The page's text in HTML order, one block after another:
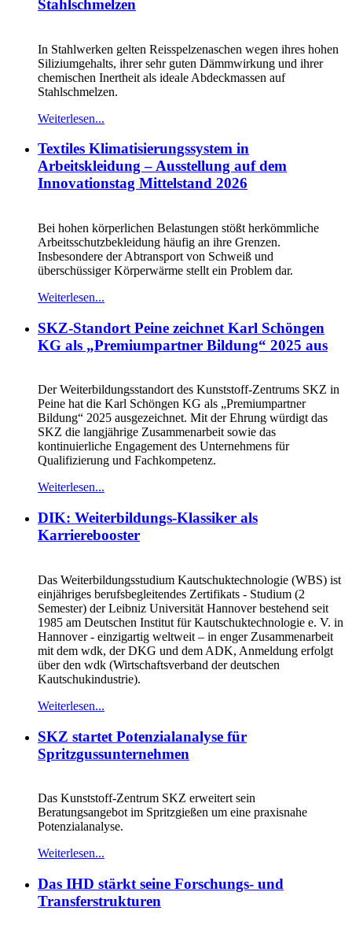
Stahlschmelzen
In Stahlwerken gelten Reisspelzenaschen wegen ihres hohen
Siliziumgehalts, ihrer sehr guten Dämmwirkung und ihrer
chemischen Inertheit als ideale Abdeckmassen auf
Stahlschmelzen.
Weiterlesen...
Textiles Klimatisierungssystem in
Arbeitskleidung – Ausstellung auf dem
Innovationstag Mittelstand 2026
Bei hohen körperlichen Belastungen stößt herkömmliche
Arbeitsschutzbekleidung häufig an ihre Grenzen.
Insbesondere der Abtransport von Schweiß und
überschüssiger Körperwärme stellt ein Problem dar.
Weiterlesen...
SKZ-Standort Peine zeichnet Karl Schöngen
KG als „Premiumpartner Bildung“ 2025 aus
Der Weiterbildungsstandort des Kunststoff-Zentrums SKZ in
Peine hat die Karl Schöngen KG als „Premiumpartner
Bildung“ 2025 ausgezeichnet. Mit der Ehrung würdigt das
SKZ die langjährige Zusammenarbeit sowie das
kontinuierliche Engagement des Unternehmens für
Qualifizierung und Fachkompetenz.
Weiterlesen...
DIK: Weiterbildungs-Klassiker als
Karrierebooster
Das Weiterbildungsstudium Kautschuktechnologie (WBS) ist
einjähriges berufsbegleitendes Zertifikats - Studium (2
Semester) der Leibniz Universität Hannover bestehend seit
1985 am Deutschen Institut für Kautschuktechnologie e. V. in
Hannover - einzigartig weltweit – in enger Zusammenarbeit
mit dem wdk, der DKG und dem ADK, Anmeldung erfolgt
über den wdk (Wirtschaftsverband der deutschen
Kautschukindustrie).
Weiterlesen...
SKZ startet Potenzialanalyse für
Spritzgussunternehmen
Das Kunststoff-Zentrum SKZ erweitert sein
Beratungsangebot im Spritzgießen um eine praxisnahe
Potenzialanalyse.
Weiterlesen...
Das IHD stärkt seine Forschungs- und
Transferstrukturen